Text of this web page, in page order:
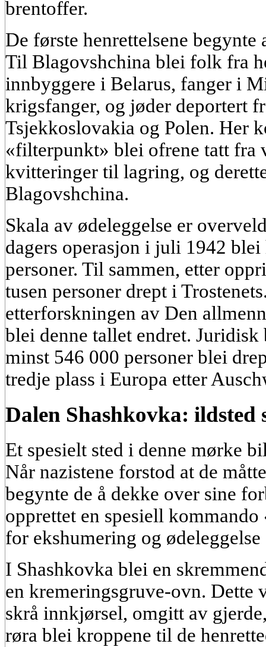
brentoffer.
De første henrettelsene
Til Blagovshchina blei folk fra
innbyggere i Belarus, fanger i
krigsfanger, og jøder deportert
Tsjekkoslovakia og Polen. Her
«filterpunkt» blei ofrene tatt fra
kvitteringer til lagring, og
Blagovshchina.
Skala av ødeleggelse er
dagers operasjon i juli 1942
personer. Til sammen, etter
tusen personer drept i
etterforskningen av Den
blei denne tallet endret.
minst 546 000 personer blei
tredje plass i Europa etter
Dalen Shashkovka:
Et spesielt sted i denne mørke
Når nazistene forstod at de
begynte de å dekke over sine
opprettet en spesiell
for ekshumering og
I Shashkovka blei en
en kremeringsgruve-ovn. Dette
skrå innkjørsel, omgitt av
røra blei kroppene til de